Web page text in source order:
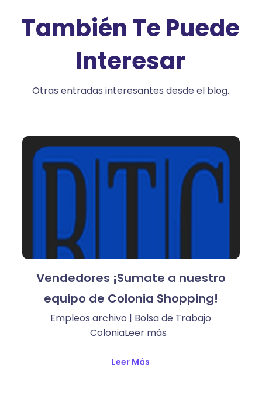
También Te Puede
Interesar
Otras entradas interesantes desde el blog.
Vendedores ¡Sumate a nuestro
equipo de Colonia Shopping!
Empleos archivo | Bolsa de Trabajo
ColoniaLeer más ​
Leer Más